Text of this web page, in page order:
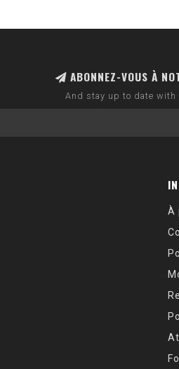
ABONNEZ-VOUS À
And stay up to date with
À